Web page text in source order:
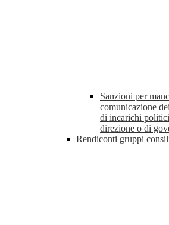
Sanzioni per
comunicazione
di incarichi
direzione o di
Rendiconti gruppi